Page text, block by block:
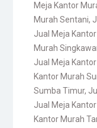
Meja Kantor
Murah Sentani,
Jual Meja
Murah
Jual Meja
Kantor Murah
Sumba Timur,
Jual Meja
Kantor Murah